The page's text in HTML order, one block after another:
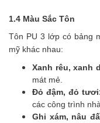
1.4 Màu Sắc Tôn
Tôn PU 3 lớp có bảng
mỹ khác nhau:
Xanh rêu, xanh
mát mẻ.
Đỏ đậm, đỏ
các công trình
Ghi xám, nâu